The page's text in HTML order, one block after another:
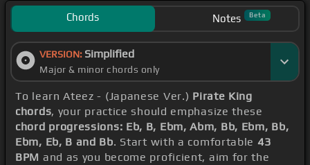
Chords Notes Beta
VERSION: Simplified
Major & minor chords only
To learn Ateez - (Japanese Ver.) Pirate King
chords, your practice should emphasize these
chord progressions: Eb, B, Ebm, Abm, Bb, Ebm, Bb,
Ebm, Eb, B and Bb. Start with a comfortable 43
BPM and as you become proficient, aim for the